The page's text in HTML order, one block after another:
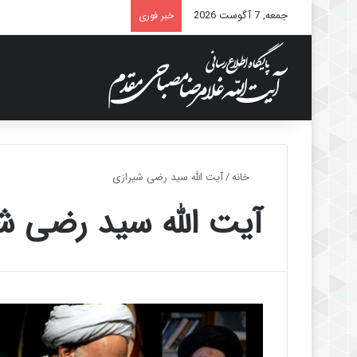
جمعه, 7 آگوست 2026 خبر فوری
خانه/آیت الله سید رضی شیرازی
آیت الله سید رضی